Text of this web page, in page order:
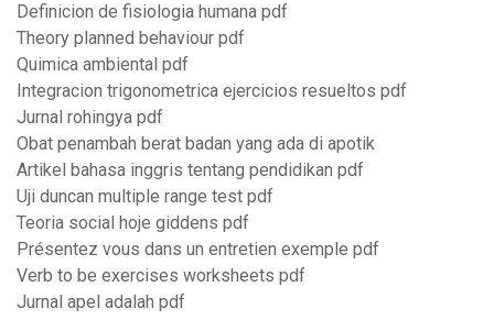
Definicion de fisiologia humana pdf
Theory planned behaviour pdf
Quimica ambiental pdf
Integracion trigonometrica ejercicios resueltos pdf
Jurnal rohingya pdf
Obat penambah berat badan yang ada di apotik
Artikel bahasa inggris tentang pendidikan pdf
Uji duncan multiple range test pdf
Teoria social hoje giddens pdf
Présentez vous dans un entretien exemple pdf
Verb to be exercises worksheets pdf
Jurnal apel adalah pdf